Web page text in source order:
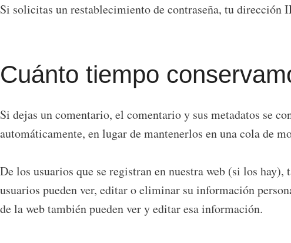
Si solicitas un restablecimiento de contraseña, tu
Cuánto tiempo
Si dejas un comentario, el comentario y sus metadatos se
automáticamente, en lugar de mantenerlos en una cola de
De los usuarios que se registran en nuestra web (si los
usuarios pueden ver, editar o eliminar su información
de la web también pueden ver y editar esa información.